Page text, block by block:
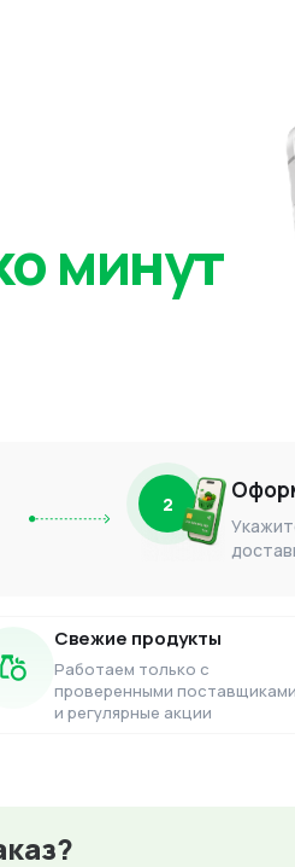
минут
2
Свежие продукты
Работаем только с
проверенными поставщиками
и регулярные акции